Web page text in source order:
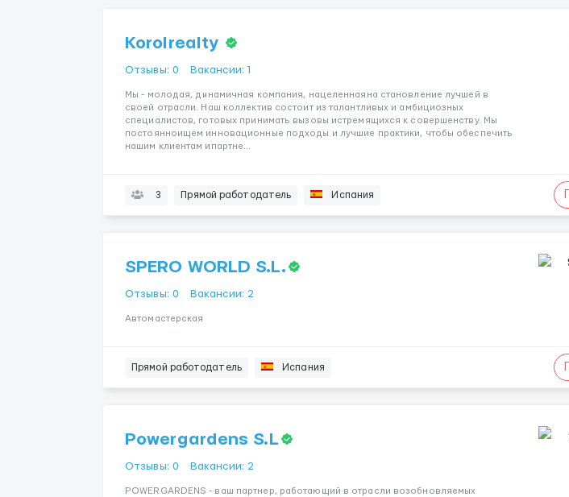
Korolrealty
Отзывы: 0 Вакансии: 1
Мы - молодая, динамичная компания, нацеленнаяна становление лучшей в
своей отрасли. Наш коллектив состоит из талантливых и амбициозных
специалистов, готовых принимать вызовы истремящихся к совершенству. Мы
постоянноищем инновационные подходы и лучшие практики, чтобы обеспечить
нашим клиентам ипартне...
3 Прямой работодатель Испания
SPERO WORLD S.L.
Отзывы: 0 Вакансии: 2
Автомастерская
Прямой работодатель Испания
Powergardens S.L
Отзывы: 0 Вакансии: 2
POWERGARDENS - ваш партнер, работающий в отрасли возобновляемых